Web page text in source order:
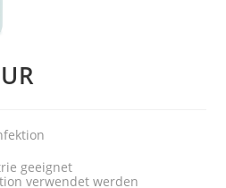
geeignet
verwendet werden